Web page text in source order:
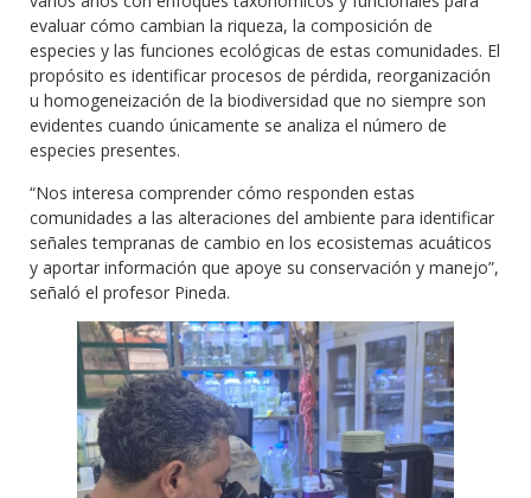
evaluar cómo cambian la riqueza, la composición de
especies y las funciones ecológicas de estas comunidades. El
propósito es identificar procesos de pérdida, reorganización
u homogeneización de la biodiversidad que no siempre son
evidentes cuando únicamente se analiza el número de
especies presentes.
“Nos interesa comprender cómo responden estas
comunidades a las alteraciones del ambiente para identificar
señales tempranas de cambio en los ecosistemas acuáticos
y aportar información que apoye su conservación y manejo”,
señaló el profesor Pineda.